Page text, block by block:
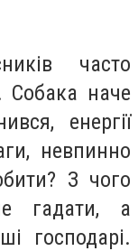
часто
Собака наче
енергії
невпинно
З чого
гадати, а
господарі.